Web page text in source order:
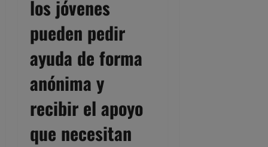
los jóvenes
pueden pedir
ayuda de forma
anónima y
recibir el apoyo
que necesitan